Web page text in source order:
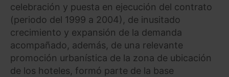
celebración y puesta en ejecución del contrato
(periodo del 1999 a 2004), de inusitado
crecimiento y expansión de la demanda
acompañado, además, de una relevante
promoción urbanística de la zona de ubicación
de los hoteles, formó parte de la base